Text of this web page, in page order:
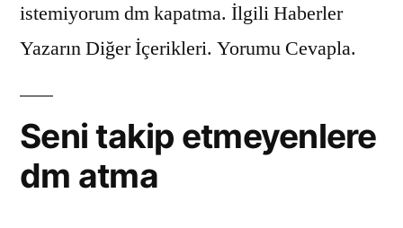
istemiyorum dm kapatma. İlgili Haberler
Yazarın Diğer İçerikleri. Yorumu Cevapla.
Seni takip etmeyenlere
dm atma